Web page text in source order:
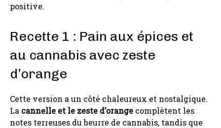
positive.
Recette 1 : Pain aux épices et
au cannabis avec zeste
d’orange
Cette version a un côté chaleureux et nostalgique.
La cannelle et le zeste d’orange complètent les
notes terreuses du beurre de cannabis, tandis que